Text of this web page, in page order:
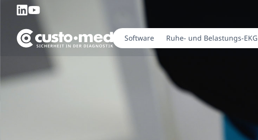
Software Ruhe- und Belastungs-EKG